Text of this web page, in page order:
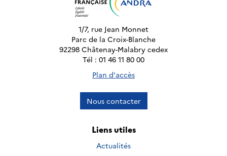
1/7, rue Jean Monnet
Parc de la Croix-Blanche
92298 Châtenay-Malabry cedex
Tél : 01 46 11 80 00
Plan d'accès
Nous contacter
Liens utiles
Actualités